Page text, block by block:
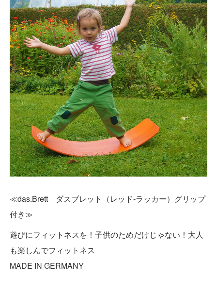
≪das.Brett ダスブレット（レッド-ラッカー）グリップ
付き≫
遊びにフィットネスを！子供のためだけじゃない！大人
も楽しんでフィットネス
MADE IN GERMANY